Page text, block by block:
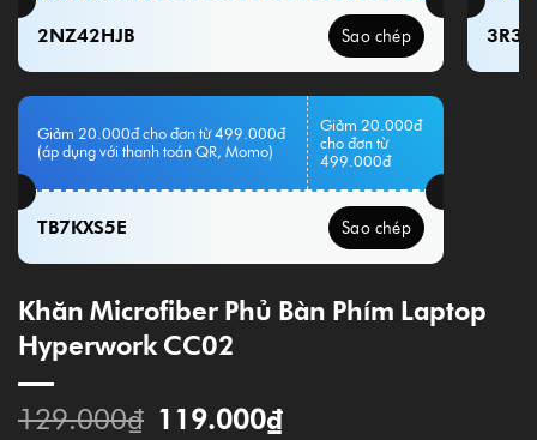
2NZ42HJB Sao chép
Giảm 20.000đ cho đơn từ 499.000đ
(áp dụng với thanh toán QR, Momo)
Giảm 20.000đ
cho đơn từ
499.000đ
TB7KXS5E Sao chép
Khăn Microfiber Phủ Bàn Phím Laptop
Hyperwork CC02
129.000₫ 119.000₫